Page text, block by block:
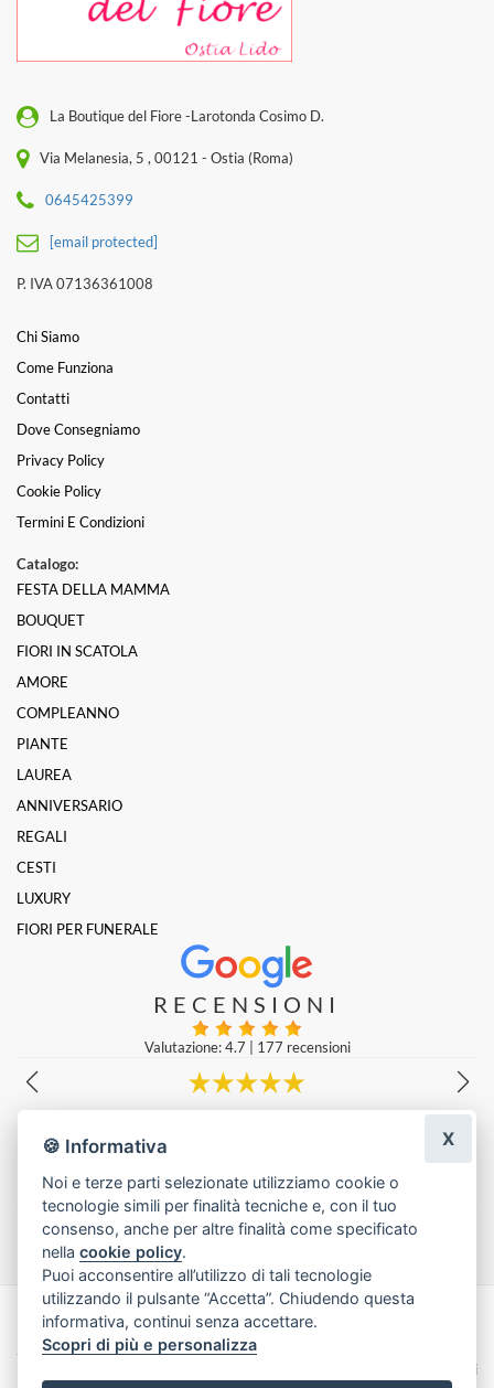
La Boutique del Fiore -Larotonda Cosimo D.
Via Melanesia, 5 , 00121 - Ostia (Roma)
0645425399
[email protected]
P. IVA 07136361008
Chi Siamo
Come Funziona
Contatti
Dove Consegniamo
Privacy Policy
Cookie Policy
Termini E Condizioni
Catalogo:
FESTA DELLA MAMMA
BOUQUET
FIORI IN SCATOLA
AMORE
COMPLEANNO
PIANTE
LAUREA
ANNIVERSARIO
REGALI
CESTI
LUXURY
FIORI PER FUNERALE
RECENSIONI
Valutazione: 4.7 177 recensioni
Molto gentili e prezzi super!
una settimana fa
Lascia una recensione
Made with byInfoser.it- Realizzazione Siti ecommerce per Fioristi
2026
Termini e Condizioni
🍪 Informativa
Noi e terze parti selezionate utilizziamo cookie o
tecnologie simili per finalità tecniche e, con il tuo
consenso, anche per altre finalità come specificato
nellacookie policy.
Puoi acconsentire all’utilizzo di tali tecnologie
utilizzando il pulsante “Accetta”. Chiudendo questa
informativa, continui senza accettare.
Scopri di più e personalizza
X